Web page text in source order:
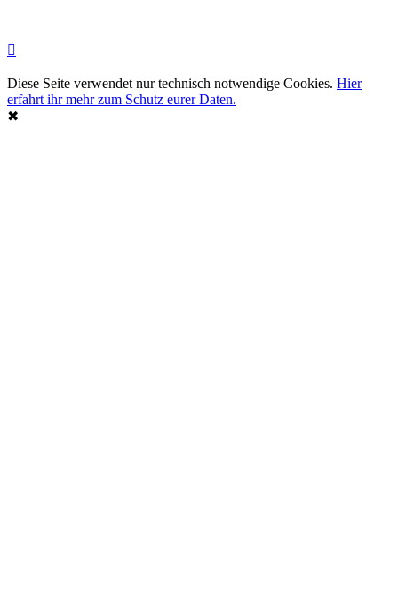
Diese Seite verwendet nur technisch notwendige Cookies. Hier
erfahrt ihr mehr zum Schutz eurer Daten.
✖